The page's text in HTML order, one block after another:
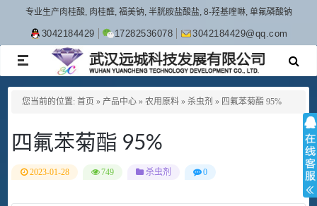
专业生产肉桂酸, 肉桂醛, 福美钠, 半胱胺盐酸盐, 8-羟基喹啉, 单氟磷酸钠
3042184429 17282536078 3042184429@qq.com
TOGGLE
NAVIGATION
您当前的位置: 首页 » 产品中心 » 农用原料 » 杀虫剂 » 四氟苯菊酯 95%
四氟苯菊酯 95%
2023-01-28 749 杀虫剂 0